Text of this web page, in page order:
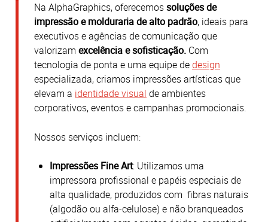
Na AlphaGraphics, oferecemossoluções de
impressão e molduraria de alto padrão, ideais para
executivos e agências de comunicação que
valorizam excelência e sofisticação. Com
tecnologia de ponta e uma equipe dedesign
especializada, criamos impressões artísticas que
elevam a identidade visual de ambientes
corporativos, eventos e campanhas promocionais.
Nossos serviços incluem:
Impressões Fine Art: Utilizamos uma
impressora profissional e papéis especiais de
alta qualidade, produzidos com fibras naturais
(algodão ou alfa-celulose) e não branqueados